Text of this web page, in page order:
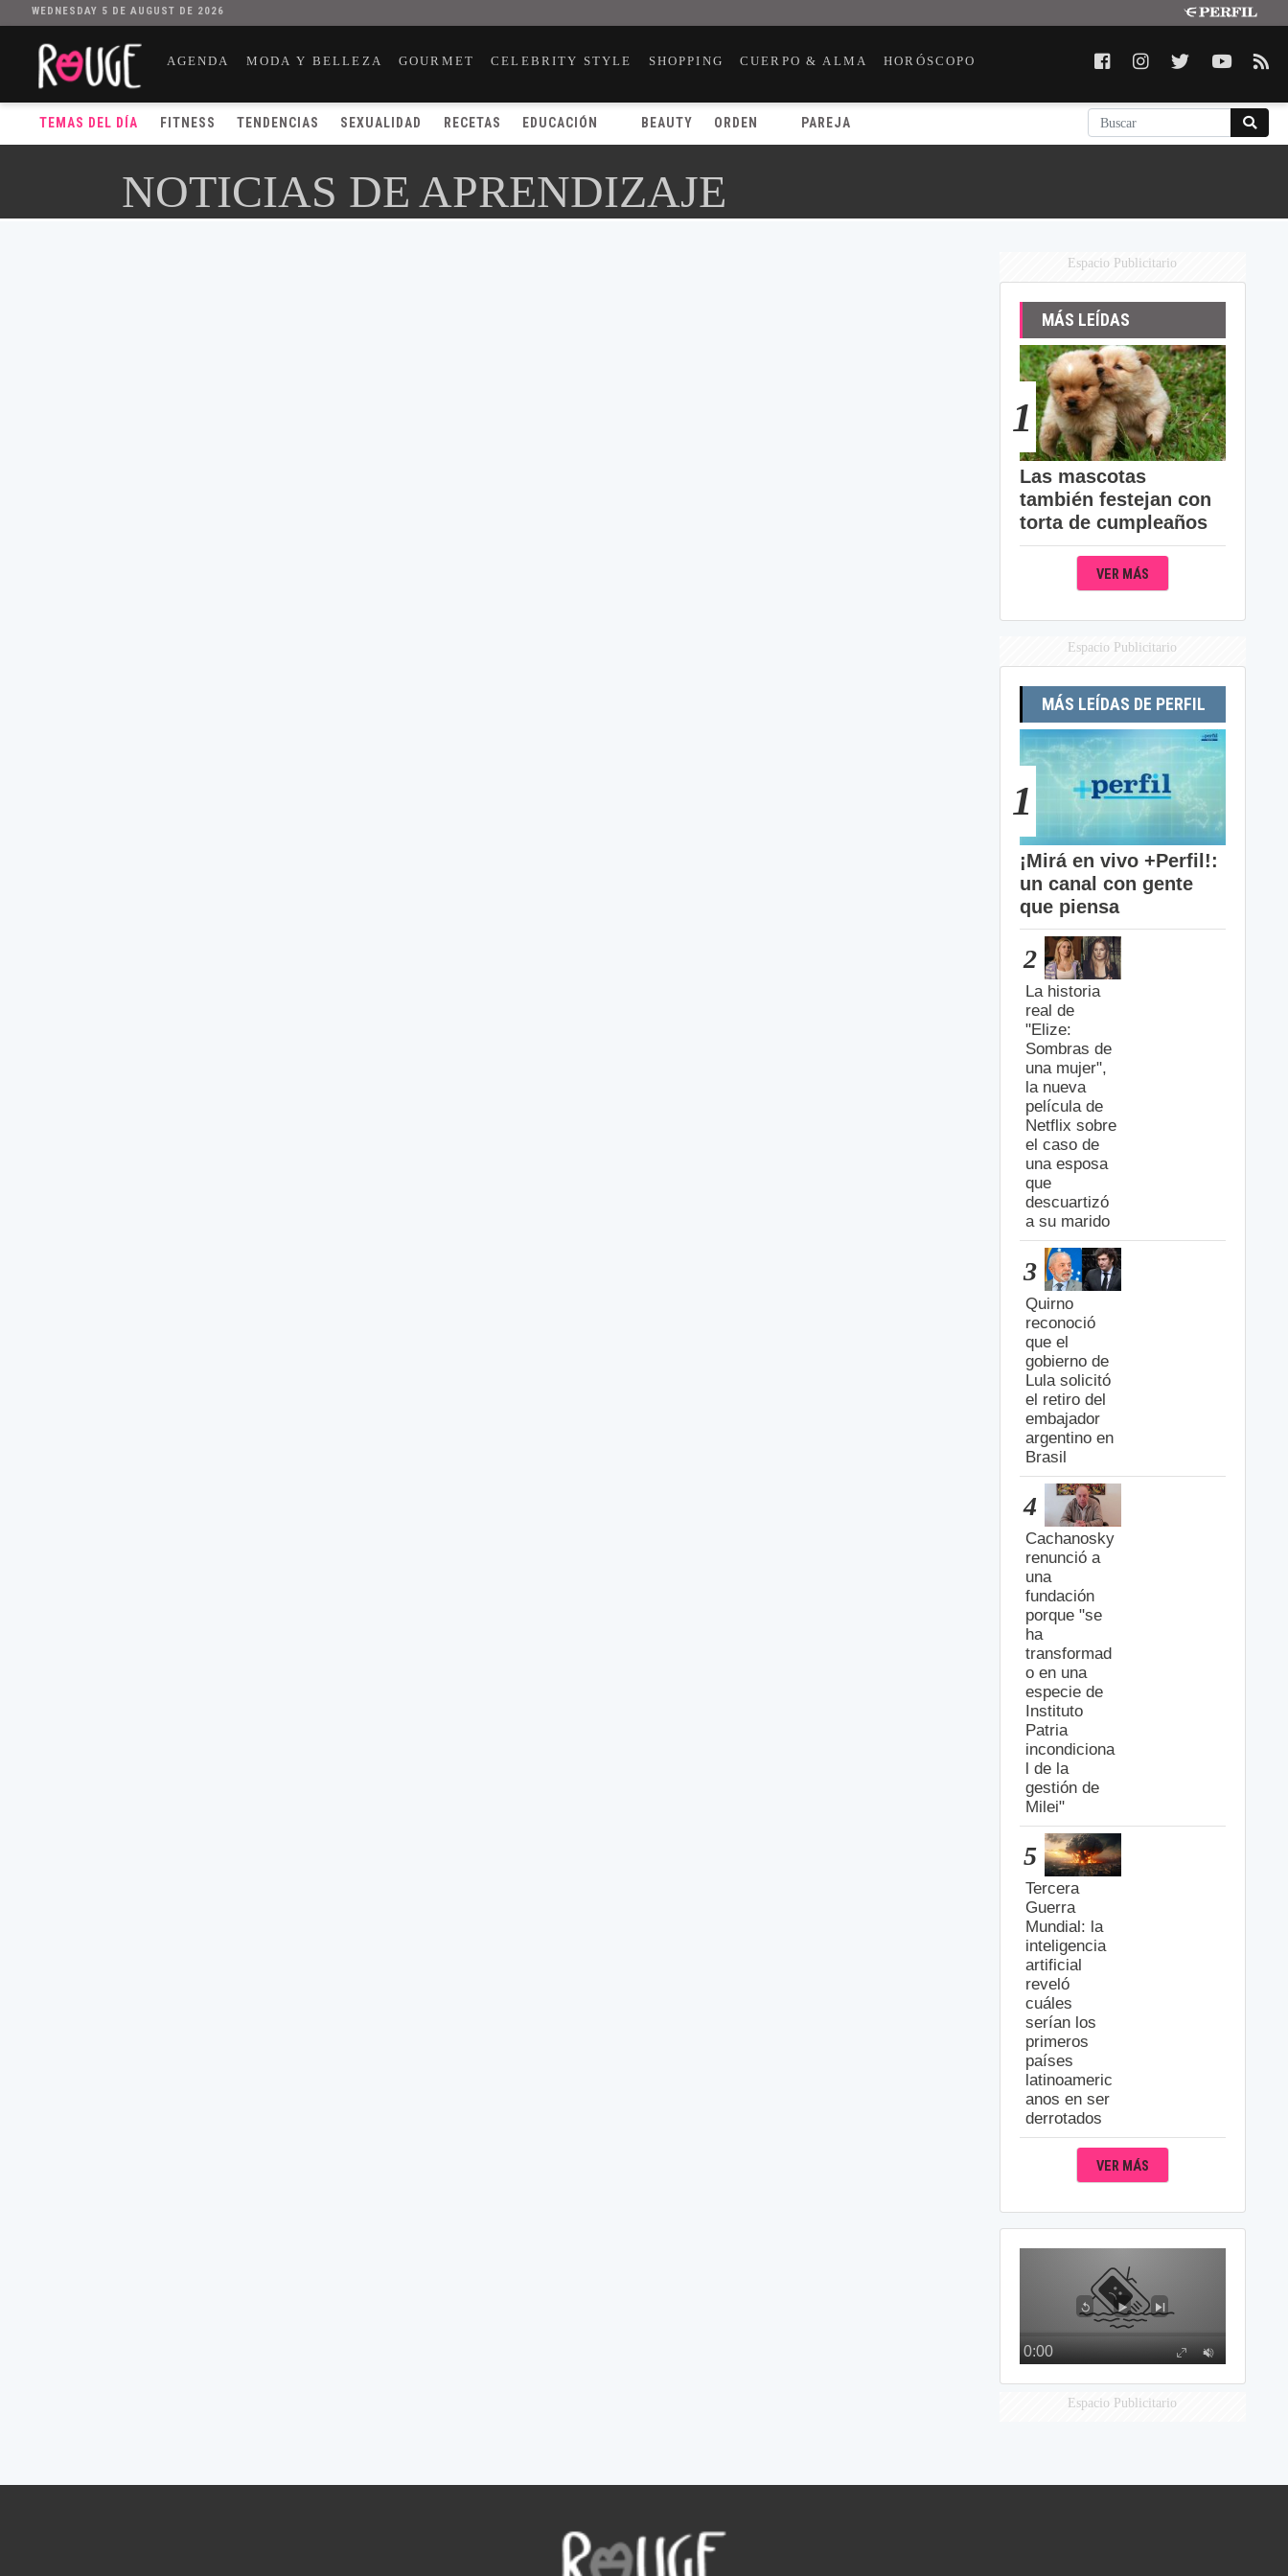
WEDNESDAY 5 DE AUGUST DE 2026
AGENDA MODA Y BELLEZA GOURMET CELEBRITY STYLE SHOPPING CUERPO & ALMA HORÓSCOPO
TEMAS DEL DÍA FITNESS TENDENCIAS SEXUALIDAD RECETAS EDUCACIÓN BEAUTY ORDEN PAREJA
NOTICIAS DE APRENDIZAJE
Espacio Publicitario
MÁS LEÍDAS
1
Las mascotas
también festejan con
torta de cumpleaños
VER MÁS
Espacio Publicitario
MÁS LEÍDAS DE PERFIL
1
¡Mirá en vivo +Perfil!:
un canal con gente
que piensa
2
La historia
real de
"Elize:
Sombras de
una mujer",
la nueva
película de
Netflix sobre
el caso de
una esposa
que
descuartizó
a su marido
3
Quirno
reconoció
que el
gobierno de
Lula solicitó
el retiro del
embajador
argentino en
Brasil
4
Cachanosky
renunció a
una
fundación
porque "se
ha
transformad
o en una
especie de
Instituto
Patria
incondiciona
l de la
gestión de
Milei"
5
Tercera
Guerra
Mundial: la
inteligencia
artificial
reveló
cuáles
serían los
primeros
países
latinoameric
anos en ser
derrotados
VER MÁS
Espacio Publicitario